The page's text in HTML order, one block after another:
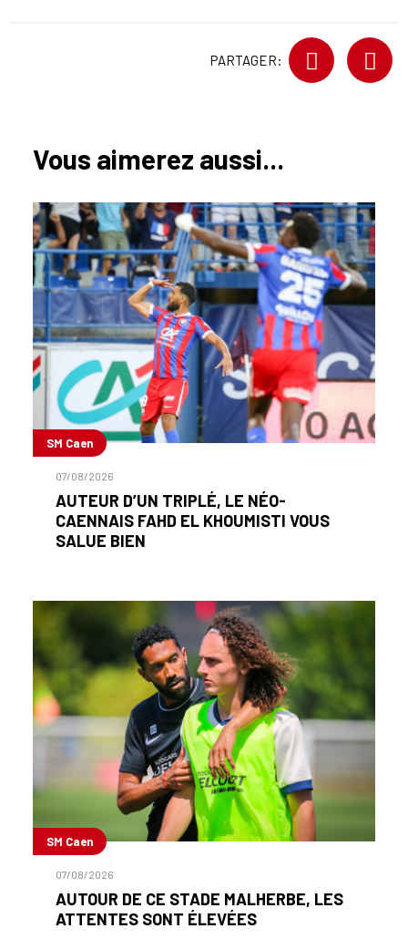
PARTAGER:
Vous aimerez aussi...
SM Caen
07/08/2026
AUTEUR D’UN TRIPLÉ, LE NÉO-
CAENNAIS FAHD EL KHOUMISTI VOUS
SALUE BIEN
SM Caen
07/08/2026
AUTOUR DE CE STADE MALHERBE, LES
ATTENTES SONT ÉLEVÉES